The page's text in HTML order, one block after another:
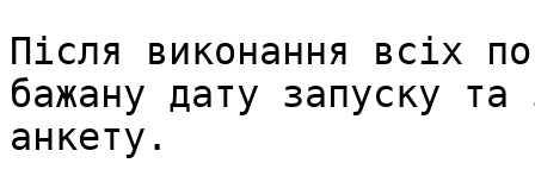
Після виконання всіх
бажану дату запуску та
анкету.